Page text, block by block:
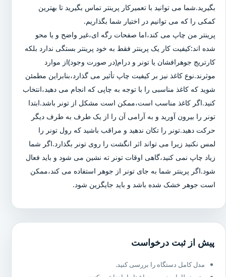
بگیرید.شما می توانید با تعمیرکار پرینتر تماس بگیرید تا بهترین
کمکی را که می توانیم در اختیار شما بگذاریم.
پرینتر من چاپ می کند،اما صفحات رگه ای،غیر واضح و یا محو
شده اند:کیفیت کار یک پرینتر فقط به خود پرینتر بستگی ندارد بلکه
کارتریج جوهرافشان یا تونر و درام(در صورت وجود)از موارد
موثرند.نوع کاغذ نیز بر کیفیت چاپ تأثیر می گذارد،بنابراین مطمئن
شوید که کاغذ مناسبی را با توجه به چاپی که انجام می دهید،انتخاب
کنید.اگر کاغذ مناسب است،ممکن است مشکل از تونر باشد.ابتدا
تونر را بیرون آورید و به آرامی آن را از یک طرف به طرف دیگر
حرکت دهید.تونر را تکان ندهید و مراقب باشید که رول تونر را
لمس نکنید زیرا می تواند اثر انگشت را روی تونر بگذارد.اگر شما
زیاد چاپ نمی کنید،گاهی اوقات تونر ته نشین می شود و باید فعال
شود.اگر پرینتر شما به جای تونر از جوهر استفاده می کند،ممکن
است جوهر خشک شده باشد و باید جایگزین شود.
پیش از ثبت درخواست
مدل کامل دستگاه را بررسی کنید.